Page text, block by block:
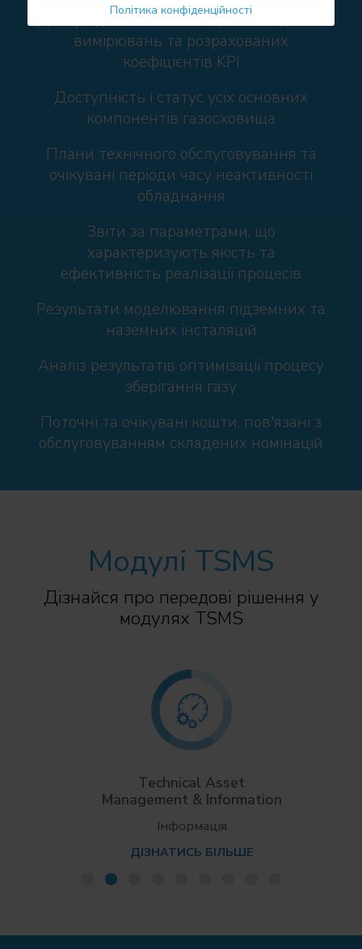
Доступ до поточних та архівних даних
вимірювань та розрахованих
коефіцієнтів KPI
Доступність і статус усіх основних
компонентів газосховища
Плани технічного обслуговування та
очікувані періоди часу неактивності
обладнання
Звіти за параметрами, що
характеризують якість та
ефективність реалізації процесів
Результати моделювання підземних та
наземних інсталяцій
Аналіз результатів оптимізації процесу
зберігання газу
Поточні та очікувані кошти, пов'язані з
обслуговуванням складених номінацій
Moдулі TSMS
Дізнайся про передові рішення у
модулях TSMS
Technical Asset
Management & Information
Інформація
ДІЗНАТИСЬ БІЛЬШЕ
Політика конфіденційності